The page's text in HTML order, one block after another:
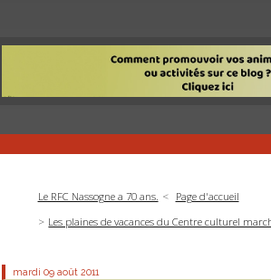
Le RFC Nassogne a 70 ans.
Page d'accueil
Les plaines de vacances du Centre culturel
mardi 09 août 2011